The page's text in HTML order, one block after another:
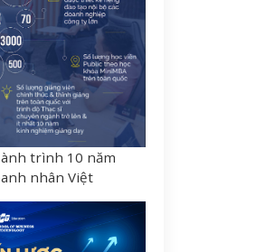
trình 10 năm
nhân Việt